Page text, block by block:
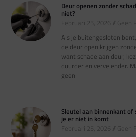
Deur openen zonder
niet?
Februari 25, 2026
Geen
Als je buitengesloten
de deur open krijgen
want schade aan deur,
duurder en vervelender.
geen
Sleutel aan binnenkant
je er niet in komt
Februari 25, 2026
Geen